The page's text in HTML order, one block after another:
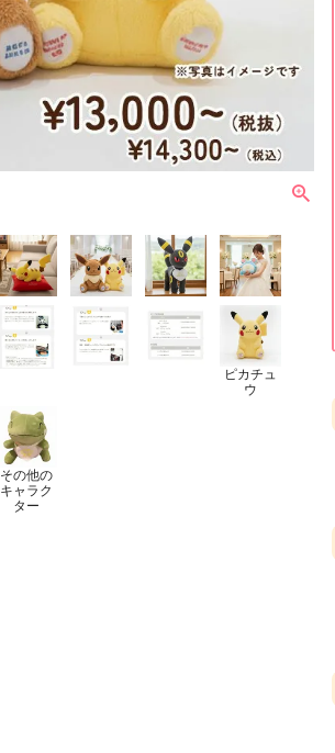
ピカチュ
ウ
その他の
キャラク
ター